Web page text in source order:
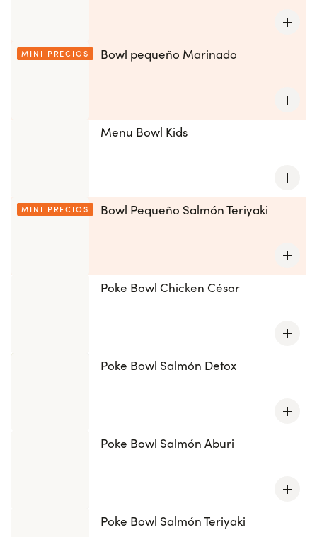
MINI PRECIOS Bowl pequeño Marinado
Menu Bowl Kids
MINI PRECIOS Bowl Pequeño Salmón Teriyaki
Poke Bowl Chicken César
Poke Bowl Salmón Detox
Poke Bowl Salmón Aburi
Poke Bowl Salmón Teriyaki